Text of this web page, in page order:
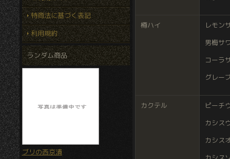
樽ハイ
レモン
男梅サ
コーラ
グレー
カクテル
ピーチ
カシス
カシス
特商法に基づく表記
利用規約
ランダム商品
ブリの西京漬